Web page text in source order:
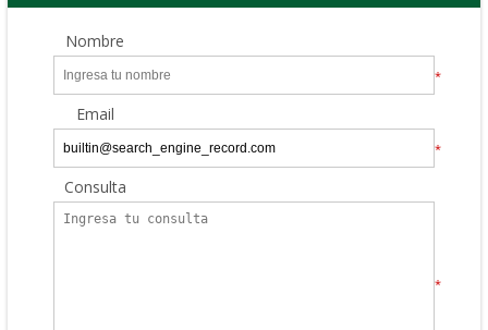
Nombre
*
Email
*
Consulta
*